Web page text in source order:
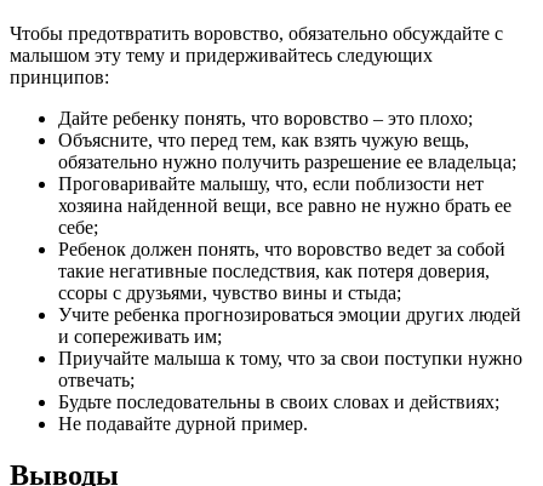
Чтобы предотвратить воровство, обязательно обсуждайте с
малышом эту тему и придерживайтесь следующих
принципов:
Дайте ребенку понять, что воровство – это плохо;
Объясните, что перед тем, как взять чужую вещь,
обязательно нужно получить разрешение ее владельца;
Проговаривайте малышу, что, если поблизости нет
хозяина найденной вещи, все равно не нужно брать ее
себе;
Ребенок должен понять, что воровство ведет за собой
такие негативные последствия, как потеря доверия,
ссоры с друзьями, чувство вины и стыда;
Учите ребенка прогнозироваться эмоции других людей
и сопереживать им;
Приучайте малыша к тому, что за свои поступки нужно
отвечать;
Будьте последовательны в своих словах и действиях;
Не подавайте дурной пример.
Выводы